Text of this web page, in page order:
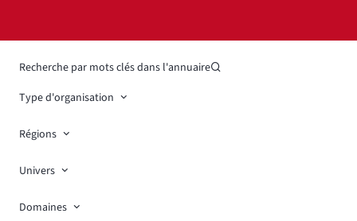
Recherche par mots clés dans l'annuaire
Type d'organisation
Régions
Univers
Domaines